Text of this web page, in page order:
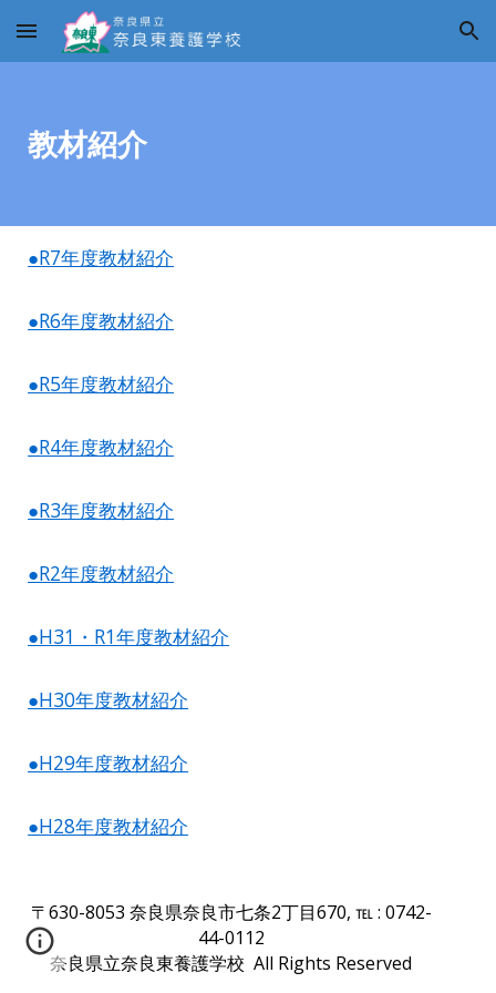
Skip to main content Skip to navigation
教材紹介
●R7年度教材紹介
●R6年度教材紹介
●R5年度教材紹介
●R4年度教材紹介
●R3年度教材紹介
●R2年度教材紹介
●H31・R1年度教材紹介
●H30年度教材紹介
●H29年度教材紹介
●H28年度教材紹介
〒630-8053 奈良県奈良市七条2丁目670, ℡ : 0742-
44-0112
奈良県立奈良東養護学校 All Rights Reserved